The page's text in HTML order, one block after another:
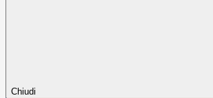
Chiudi